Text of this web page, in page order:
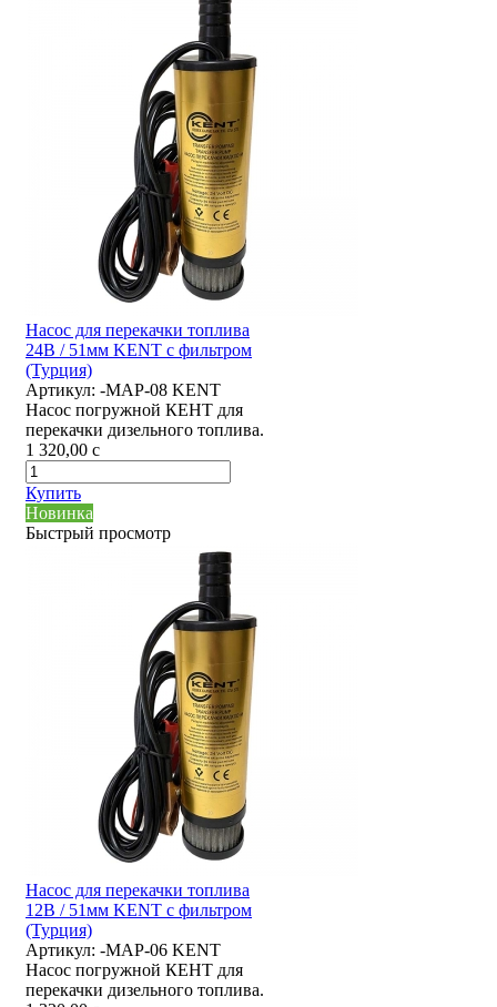
Насос для перекачки топлива
24В / 51мм KENT с фильтром
(Турция)
Артикул: -MAP-08 KENT
Насос погружной КЕНТ для
перекачки дизельного топлива.
1 320,00 c
Купить
Новинка
Быстрый просмотр
Насос для перекачки топлива
12В / 51мм KENT с фильтром
(Турция)
Артикул: -MAP-06 KENT
Насос погружной КЕНТ для
перекачки дизельного топлива.